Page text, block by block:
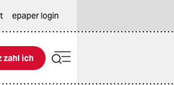
epaper login
ich
zahl ich